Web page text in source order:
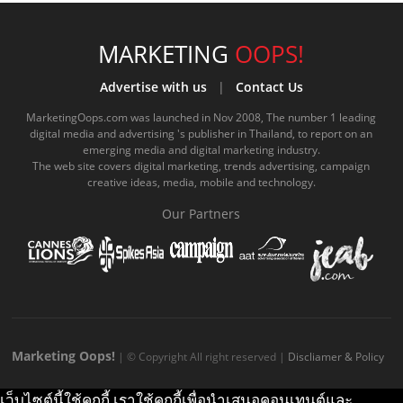
e
b
o
o
k
c
o
t
u
b
e
.
o
o
m
e
m
e
t
a
g
r
a
.
t
o
k
.
c
m
MARKETING OOPS!
Advertise with us| Contact Us
MarketingOops.com was launched in Nov 2008, The number 1 leading
digital media and advertising 's publisher in Thailand, to report on an
emerging media and digital marketing industry.
The web site covers digital marketing, trends advertising, campaign
creative ideas, media, mobile and technology.
Our Partners
Marketing Oops! | © Copyright All right reserved | Discliamer & Policy